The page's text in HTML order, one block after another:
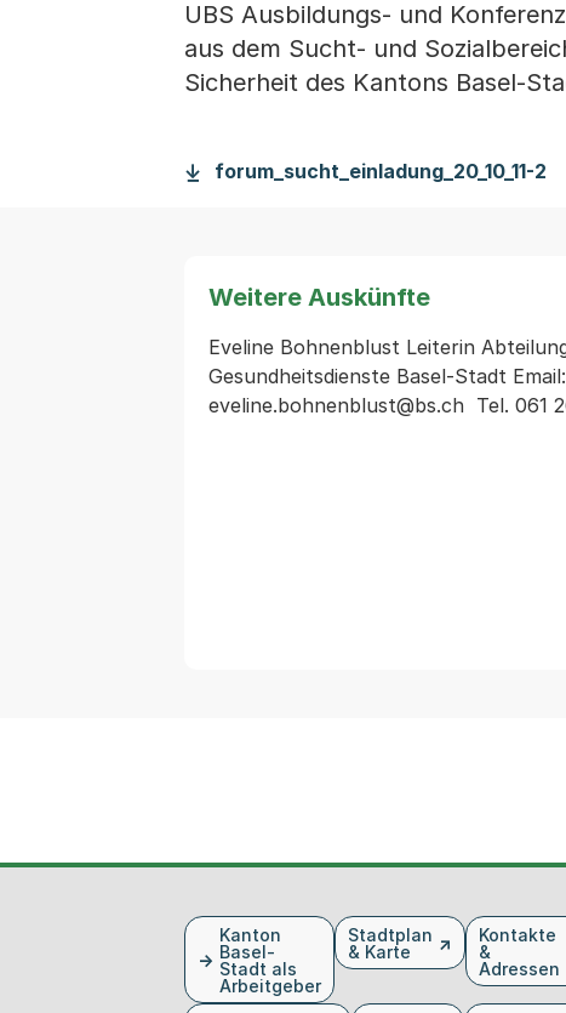
UBS Ausbildungs- und
aus dem Sucht- und
Sicherheit des Kantons Basel-
forum_sucht_einladung_20_10_11-2
Weitere Auskünfte
Eveline Bohnenblust Leiterin
Gesundheitsdienste Basel-Stadt Email:
Kanton
Basel-
Stadt als
Arbeitgeber
Stadtplan
& Karte
Kontakte
&
Adressen